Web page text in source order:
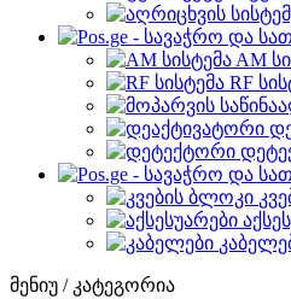
AM
RF
მენიუ / კატეგორია